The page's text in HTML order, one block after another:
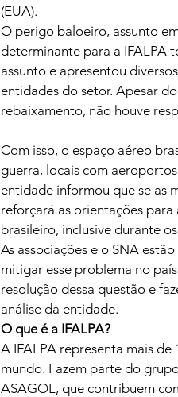
(EUA).
O perigo baloeiro, assunto
determinante para a IFALPA
assunto e apresentou
entidades do setor. Apesar
rebaixamento, não houve
Com isso, o espaço aéreo
guerra, locais com
entidade informou que se as
reforçará as orientações
brasileiro, inclusive durante
As associações e o SNA
mitigar esse problema no
resolução dessa questão e
análise da entidade.
O que é a IFALPA?
A IFALPA representa mais
mundo. Fazem parte do
ASAGOL, que contribuem